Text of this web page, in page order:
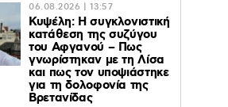
06.08.2026 | 13:57
Κυψέλη: Η συγκλονιστική
κατάθεση της συζύγου
του Αφγανού – Πως
γνωρίστηκαν με τη Λίσα
και πως τον υποψιάστηκε
για τη δολοφονία της
Βρετανίδας